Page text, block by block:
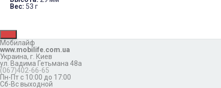
Вес: 53 г
Мобилайф
www.mobilife.com.ua
Украина, г. Киев
ул. Вадима Гетьмана 48а
(067)402-66-65
Пн-Пт с 10:00 до 17:00
Сб-Вс выходной